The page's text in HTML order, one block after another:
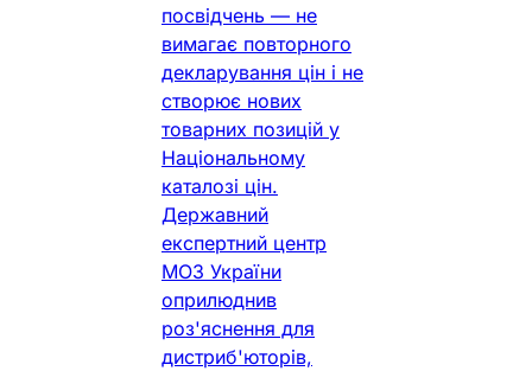
посвідчень — не
вимагає повторного
декларування цін і не
створює нових
товарних позицій у
Національному
каталозі цін.
Державний
експертний центр
МОЗ України
оприлюднив
роз'яснення для
дистриб'юторів,